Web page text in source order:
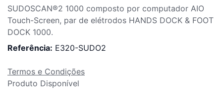
SUDOSCAN®2 1000 composto por computador AIO
Touch-Screen, par de elétrodos HANDS DOCK & FOOT
DOCK 1000.
Referência: E320-SUDO2
Termos e Condições
Produto Disponível